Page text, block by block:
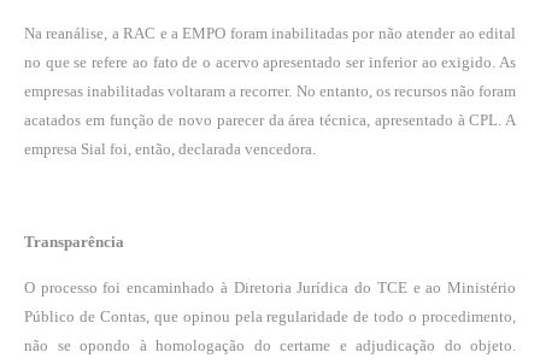
Na reanálise, a RAC e a EMPO foram inabilitadas por não atender ao edital
no que se refere ao fato de o acervo apresentado ser inferior ao exigido. As
empresas inabilitadas voltaram a recorrer. No entanto, os recursos não foram
acatados em função de novo parecer da área técnica, apresentado à CPL. A
empresa Sial foi, então, declarada vencedora.
Transparência
O processo foi encaminhado à Diretoria Jurídica do TCE e ao Ministério
Público de Contas, que opinou pela regularidade de todo o procedimento,
não se opondo à homologação do certame e adjudicação do objeto.